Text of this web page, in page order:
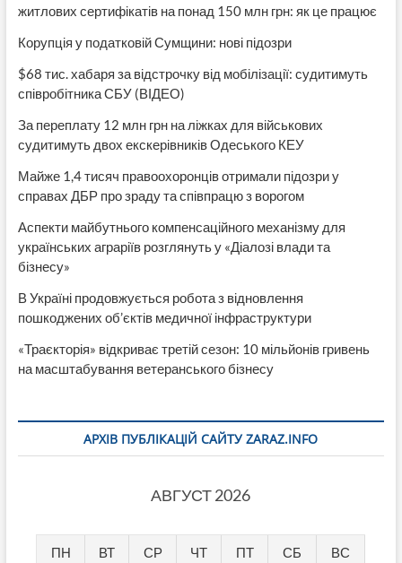
житлових сертифікатів на понад 150 млн грн: як це працює
Корупція у податковій Сумщини: нові підозри
$68 тис. хабаря за відстрочку від мобілізації: судитимуть
співробітника СБУ (ВІДЕО)
За переплату 12 млн грн на ліжках для військових
судитимуть двох екскерівників Одеського КЕУ
Майже 1,4 тисяч правоохоронців отримали підозри у
справах ДБР про зраду та співпрацю з ворогом
Аспекти майбутнього компенсаційного механізму для
українських аграріїв розглянуть у «Діалозі влади та
бізнесу»
В Україні продовжується робота з відновлення
пошкоджених об’єктів медичної інфраструктури
«Траєкторія» відкриває третій сезон: 10 мільйонів гривень
на масштабування ветеранського бізнесу
АРХІВ ПУБЛІКАЦІЙ САЙТУ ZARAZ.INFO
АВГУСТ 2026
ПН ВТ СР ЧТ ПТ СБ ВС